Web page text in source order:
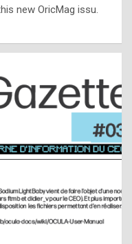
new OricMag issu.